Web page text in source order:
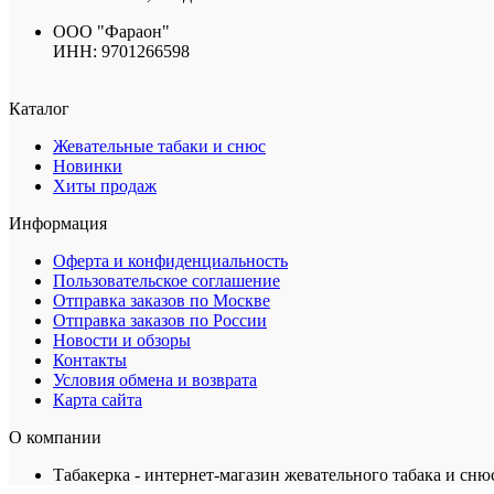
ООО "Фараон"
ИНН: 9701266598
Каталог
Жевательные табаки и снюс
Новинки
Хиты продаж
Информация
Оферта и конфиденциальность
Пользовательское соглашение
Отправка заказов по Москве
Отправка заказов по России
Новости и обзоры
Контакты
Условия обмена и возврата
Карта сайта
О компании
Табакерка - интернет-магазин жевательного табака и